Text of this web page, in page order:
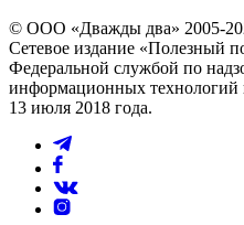
© ООО «Дважды два» 2005-
Сетевое издание «Полезный
Федеральной службой по
информационных
13 июля 2018 года.